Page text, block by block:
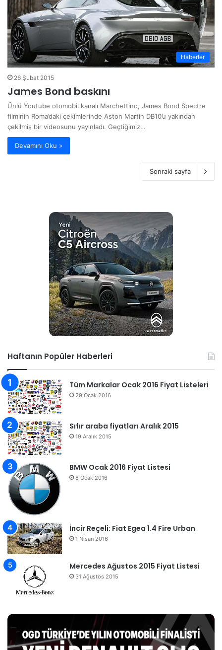
Haberler
26 Şubat 2015
James Bond baskını
Ünlü Youtube otomobil kanalı Marchettino, James Bond Spectre
filminin Roma’daki çekimlerinde Aston Martin DB10’u yakından
çekilmiş bir videosunu yayınladı. Geçtiğimiz…
Devamını Oku »
Sonraki sayfa
Haftanın Popüler Haberleri
Tüm Markalar Ocak 2016 Fiyat Listeleri
29 Ocak 2016
Sıfır araba fiyatları Aralık 2015
19 Aralık 2015
BMW Ocak 2016 Fiyat Listesi
8 Ocak 2016
İncir Reçeli: Fiat Egea 1.4 Fire Urban
1 Nisan 2016
Mercedes Ağustos 2015 Fiyat Listesi
31 Ağustos 2015